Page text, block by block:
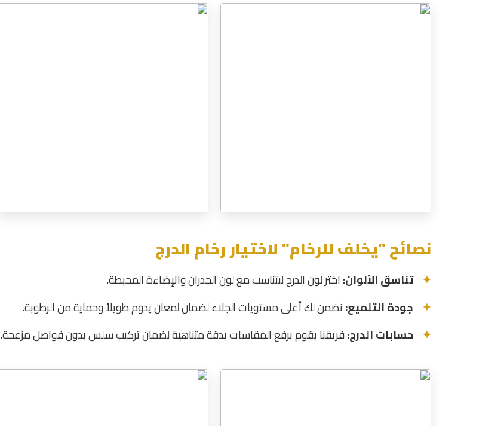
نصائح "يخلف للرخام" لاختيار رخام الدرج
تناسق الألوان: اختر لون الدرج ليتناسب مع لون الجدران والإضاءة المحيطة.
جودة التلميع: نضمن لك أعلى مستويات الجلاء لضمان لمعان يدوم طويلاً وحماية من الرطوبة.
حسابات الدرج:فريقنا يقوم برفع المقاسات بدقة متناهية لضمان تركيب سلس بدون فواصل مزعجة.